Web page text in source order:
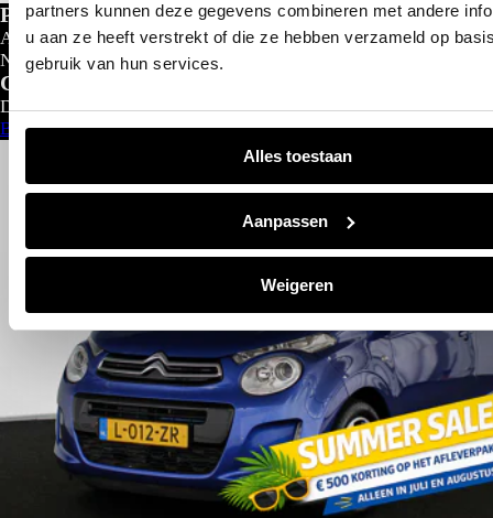
partners kunnen deze gegevens combineren met andere
u aan ze heeft verstrekt of die ze hebben verzameld op
gebruik van hun services.
Alles toestaan
Aanpassen
Weigeren
Private lease
Al gedacht aan private lease?
Nu al vanaf€299- p/m
Configureer nu
Direct leverbaar
Bekijk aanbod